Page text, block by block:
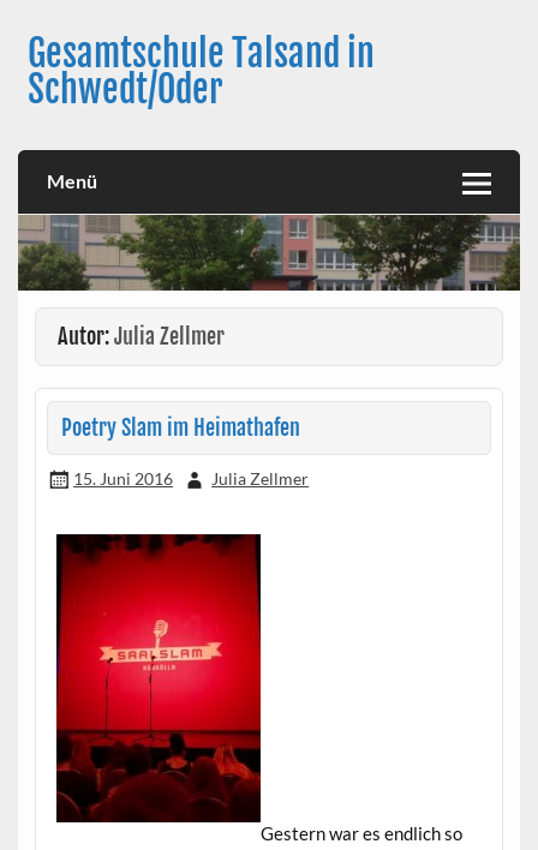
contentGesamtschule Talsand in
Schwedt/Oder
Menü
Autor:Julia Zellmer
Poetry Slam im Heimathafen
15. Juni 2016 Julia Zellmer
Gestern war es endlich so